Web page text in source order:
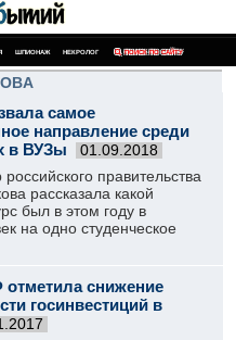
ШПИОНАЖ НЕКРОЛОГ ПОИСК ПО САЙТУ
самое
направление среди
в ВУЗы
01.09.2018
правительства
рассказала какой
был в этом году в
на одно студенческое
снижение
госинвестиций в